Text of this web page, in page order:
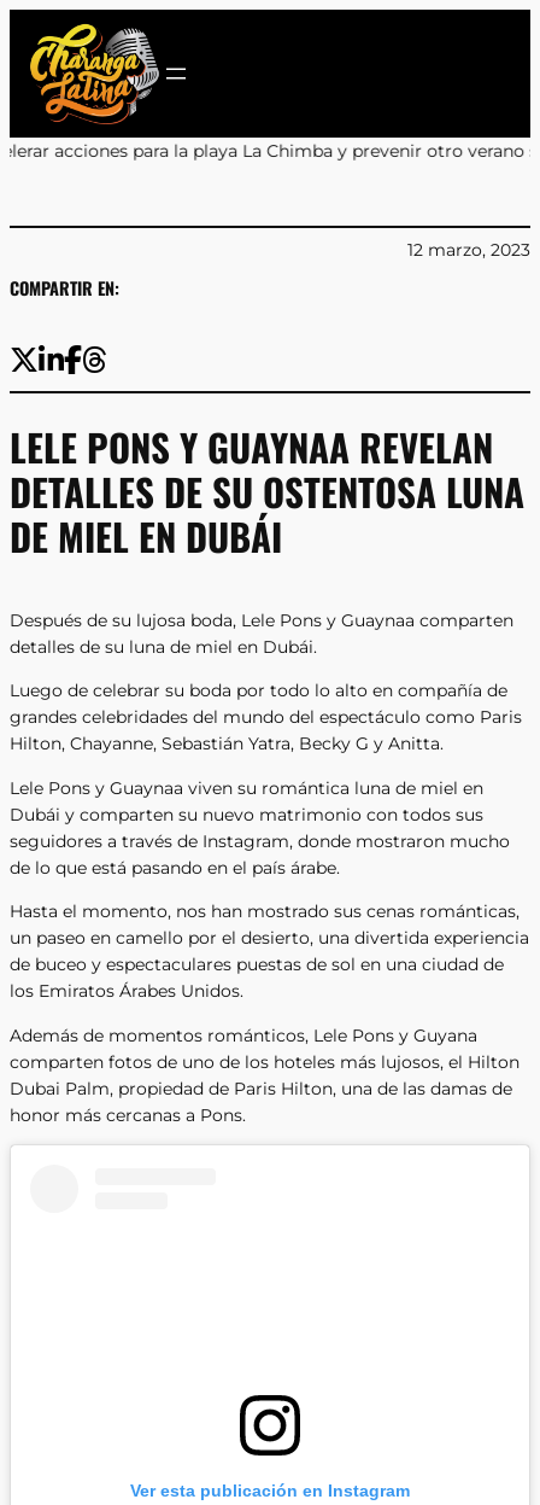
contenido
playa La Chimba y prevenir otro verano sin salvavidas•
COMPARTIR EN:
12 marzo, 2023
LELE PONS Y GUAYNAA REVELAN
DETALLES DE SU OSTENTOSA LUNA
DE MIEL EN DUBÁI
Después de su lujosa boda, Lele Pons y Guaynaa comparten
detalles de su luna de miel en Dubái.
Luego de celebrar su boda por todo lo alto en compañía de
grandes celebridades del mundo del espectáculo como Paris
Hilton, Chayanne, Sebastián Yatra, Becky G y Anitta.
Lele Pons y Guaynaa viven su romántica luna de miel en
Dubái y comparten su nuevo matrimonio con todos sus
seguidores a través de Instagram, donde mostraron mucho
de lo que está pasando en el país árabe.
Hasta el momento, nos han mostrado sus cenas románticas,
un paseo en camello por el desierto, una divertida experiencia
de buceo y espectaculares puestas de sol en una ciudad de
los Emiratos Árabes Unidos.
Además de momentos románticos, Lele Pons y Guyana
comparten fotos de uno de los hoteles más lujosos, el Hilton
Dubai Palm, propiedad de Paris Hilton, una de las damas de
honor más cercanas a Pons.
Ver esta publicación en Instagram